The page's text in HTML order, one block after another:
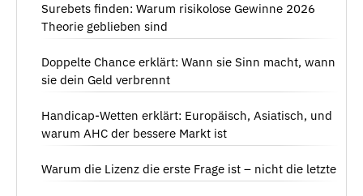
Surebets finden: Warum risikolose Gewinne 2026
Theorie geblieben sind
Doppelte Chance erklärt: Wann sie Sinn macht, wann
sie dein Geld verbrennt
Handicap-Wetten erklärt: Europäisch, Asiatisch, und
warum AHC der bessere Markt ist
Warum die Lizenz die erste Frage ist – nicht die letzte